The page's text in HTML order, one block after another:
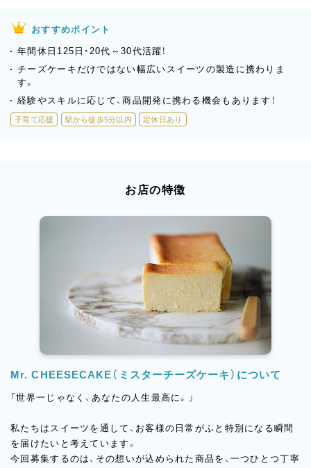
おすすめポイント
年間休日125日・20代～30代活躍！
チーズケーキだけではない幅広いスイーツの製造に携わりま
す。
経験やスキルに応じて、商品開発に携わる機会もあります！
子育て応援 駅から徒歩5分以内 定休日あり
お店の特徴
Mr. CHEESECAKE（ミスターチーズケーキ）について
「世界一じゃなく、あなたの人生最高に。」
私たちはスイーツを通して、お客様の日常がふと特別になる瞬間
を届けたいと考えています。
今回募集するのは、その想いが込められた商品を、一つひとつ丁寧